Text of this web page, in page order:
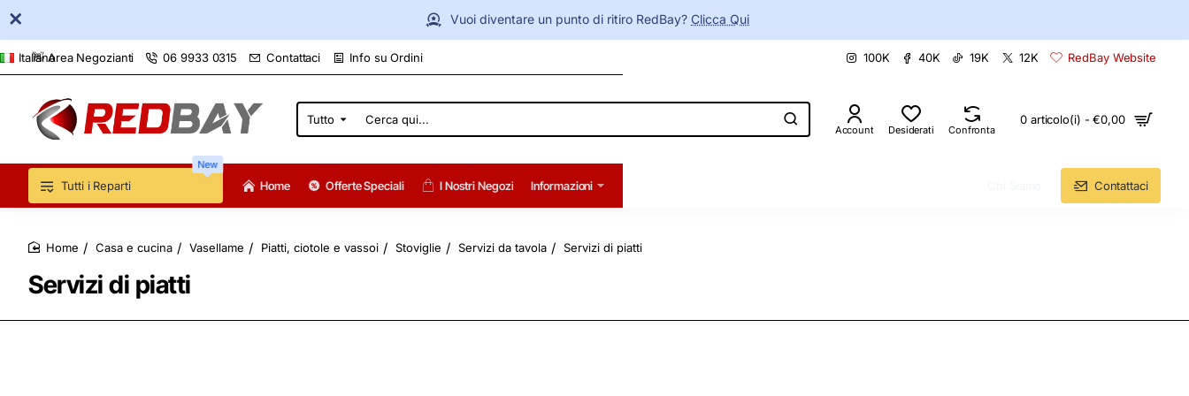
Vuoi diventare un punto di ritiro RedBay? Clicca Qui
👋 Area Negozianti 06 9933 0315 Contattaci Info su Ordini
Italiano 100K 40K 19K 12K RedBay Website
Tutto
Cerca
qui...
Account Desiderati Confronta
0 articolo(i) - €0,00
Tutti i Reparti
New
Home Offerte Speciali I Nostri Negozi Informazioni Contattaci
Servizi di piatti
Casa e cucina Vasellame Piatti, ciotole e vassoi Stoviglie Servizi da tavola Servizi di piatti